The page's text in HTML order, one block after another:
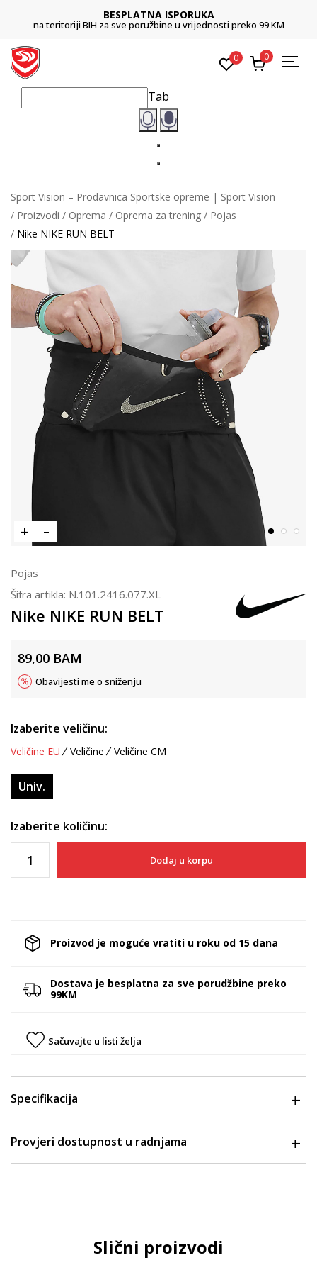
BESPLATNA ISPORUKA
na teritoriji BIH za sve poružbine u vrijednosti preko 99 KM
0 0
Tab
Sport Vision – Prodavnica Sportske opreme | Sport Vision
Proizvodi
Oprema Oprema za trening
Pojas
Nike NIKE RUN BELT
Pojas
Šifra artikla: N.101.2416.077.XL
Nike NIKE RUN BELT
89,00 BAM
Obavijesti me o sniženju
Izaberite veličinu:
Veličine EU Veličine Veličine CM
Univ.
Izaberite količinu:
Dodaj u korpu
Proizvod je moguće vratiti u roku od 15 dana
Dostava je besplatna za sve porudžbine preko
99KM
Sačuvajte u listi želja
Specifikacija
Provjeri dostupnost u radnjama
Slični proizvodi